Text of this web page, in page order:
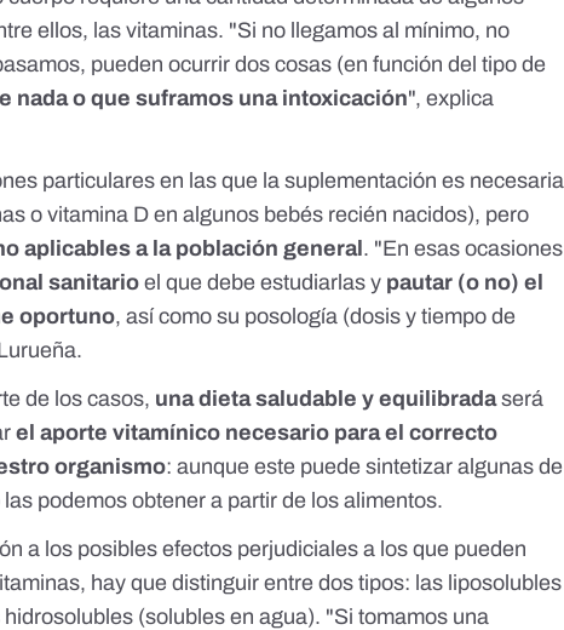
ellos, las vitaminas. "Si no llegamos al mínimo, no
pueden ocurrir dos cosas (en función del tipo de
nada o que suframos una intoxicación", explica
particulares en las que la suplementación es necesaria
o vitamina D en algunos bebés recién nacidos), pero
aplicables a la población general. "En esas ocasiones
sanitarioel que debe estudiarlas y pautar (o no) el
oportuno, así como su posología (dosis y tiempo de
de los casos, una dieta saludable y equilibradaserá
el aporte vitamínico necesario para el correcto
organismo: aunque este puede sintetizar algunas de
las podemos obtenera partir de los alimentos.
a los posibles efectos perjudiciales a los que pueden
hay que distinguir entre dos tipos: las liposolubles
(solubles en agua). "Si tomamos una